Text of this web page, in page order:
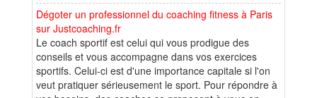
Dégoter un professionnel du coaching fitness à Paris
sur Justcoaching.fr
Le coach sportif est celui qui vous prodigue des
conseils et vous accompagne dans vos exercices
sportifs. Celui-ci est d'une importance capitale si l'on
veut pratiquer sérieusement le sport. Pour répondre à